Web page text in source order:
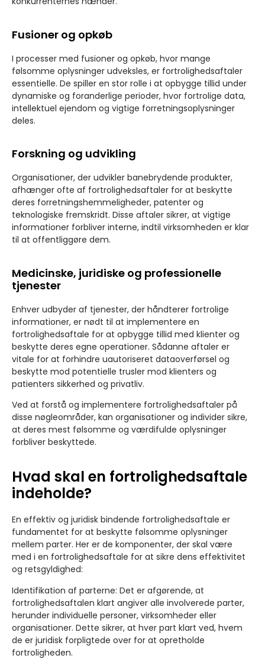
Fusioner og opkøb
I processer med fusioner og opkøb, hvor mange
følsomme oplysninger udveksles, er fortrolighedsaftaler
essentielle. De spiller en stor rolle i at opbygge tillid under
dynamiske og foranderlige perioder, hvor fortrolige data,
intellektuel ejendom og vigtige forretningsoplysninger
deles.
Forskning og udvikling
Organisationer, der udvikler banebrydende produkter,
afhænger ofte af fortrolighedsaftaler for at beskytte
deres forretningshemmeligheder, patenter og
teknologiske fremskridt. Disse aftaler sikrer, at vigtige
informationer forbliver interne, indtil virksomheden er klar
til at offentliggøre dem.
Medicinske, juridiske og professionelle
tjenester
Enhver udbyder af tjenester, der håndterer fortrolige
informationer, er nødt til at implementere en
fortrolighedsaftale for at opbygge tillid med klienter og
beskytte deres egne operationer. Sådanne aftaler er
vitale for at forhindre uautoriseret dataoverførsel og
beskytte mod potentielle trusler mod klienters og
patienters sikkerhed og privatliv.
Ved at forstå og implementere fortrolighedsaftaler på
disse nøgleområder, kan organisationer og individer sikre,
at deres mest følsomme og værdifulde oplysninger
forbliver beskyttede.
Hvad skal en fortrolighedsaftale
indeholde?
En effektiv og juridisk bindende fortrolighedsaftale er
fundamentet for at beskytte følsomme oplysninger
mellem parter. Her er de komponenter, der skal være
med i en fortrolighedsaftale for at sikre dens effektivitet
og retsgyldighed:
Identifikation af parterne: Det er afgørende, at
fortrolighedsaftalen klart angiver alle involverede parter,
herunder individuelle personer, virksomheder eller
organisationer. Dette sikrer, at hver part klart ved, hvem
de er juridisk forpligtede over for at opretholde
fortroligheden.